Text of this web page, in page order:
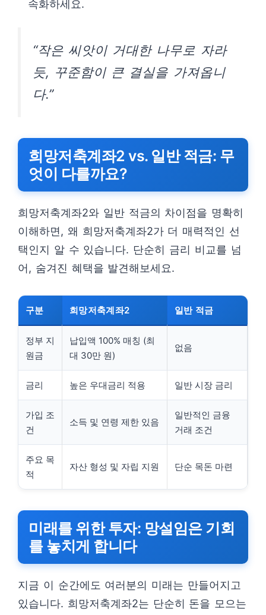
속화하세요.
“작은 씨앗이 거대한 나무로 자라
듯, 꾸준함이 큰 결실을 가져옵니
다.”
희망저축계좌2 vs. 일반 적금: 무
엇이 다를까요?
희망저축계좌2와 일반 적금의 차이점을 명확히
이해하면, 왜 희망저축계좌2가 더 매력적인 선
택인지 알 수 있습니다. 단순히 금리 비교를 넘
어, 숨겨진 혜택을 발견해보세요.
구분 희망저축계좌2 일반 적금
정부 지
원금
납입액 100% 매칭 (최
대 30만 원)
없음
금리 높은 우대금리 적용 일반 시장 금리
가입 조
건
소득 및 연령 제한 있음
일반적인 금융
거래 조건
주요 목
적
자산 형성 및 자립 지원 단순 목돈 마련
미래를 위한 투자: 망설임은 기회
를 놓치게 합니다
지금 이 순간에도 여러분의 미래는 만들어지고
있습니다. 희망저축계좌2는 단순히 돈을 모으는